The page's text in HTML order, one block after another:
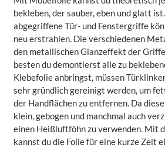
bekleben, der sauber, eben und glatt
abgegriffene Tür- und Fenstergriffe
neu erstrahlen. Die verschiedenen
den metallischen Glanzeffekt der
besten du demontierst alle zu
Klebefolie anbringst, müssen
sehr gründlich gereinigt werden, um
der Handflächen zu entfernen. Da
klein, gebogen und manchmal auch
einen Heißluftföhn zu verwenden. Mit
kannst du die Folie für eine kurze Zeit